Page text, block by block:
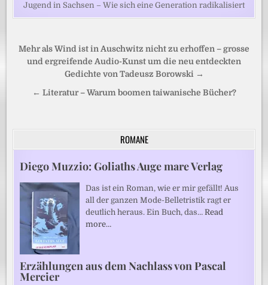
Jugend in Sachsen – Wie sich eine Generation radikalisiert
Beitragsnavigation
Mehr als Wind ist in Auschwitz nicht zu erhoffen – grosse
und ergreifende Audio-Kunst um die neu entdeckten
Gedichte von Tadeusz Borowski →
← Literatur – Warum boomen taiwanische Bücher?
ROMANE
Diego Muzzio: Goliaths Auge mare Verlag
Das ist ein Roman, wie er mir gefällt! Aus
all der ganzen Mode-Belletristik ragt er
deutlich heraus. Ein Buch, das…Read
more…
Erzählungen aus dem Nachlass von Pascal
Mercier